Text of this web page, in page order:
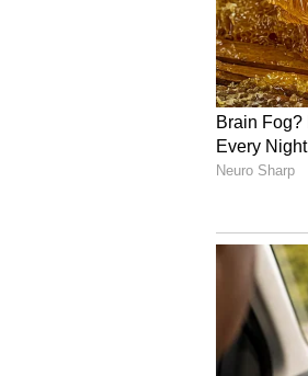
ಬುಡಕಟ್ಟು
ಉಡುಪುಗಳ
ಮೂರು